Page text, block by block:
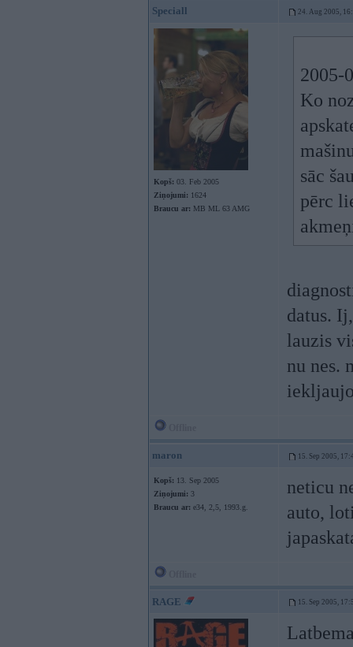
Speciall 24. Aug 2005,
Kopš: 03. Feb 2005
Ziņojumi: 1624
Braucu ar: MB ML 63 AMG
2005-
Ko
sāc
pērc
datus.
lauzis
nu nes.
maron 15. Sep 2005,
Kopš: 13. Sep 2005
Ziņojumi: 3
Braucu ar: e34, 2,5, 1993.g.
neticu
auto,
RAGE 15. Sep 2005,